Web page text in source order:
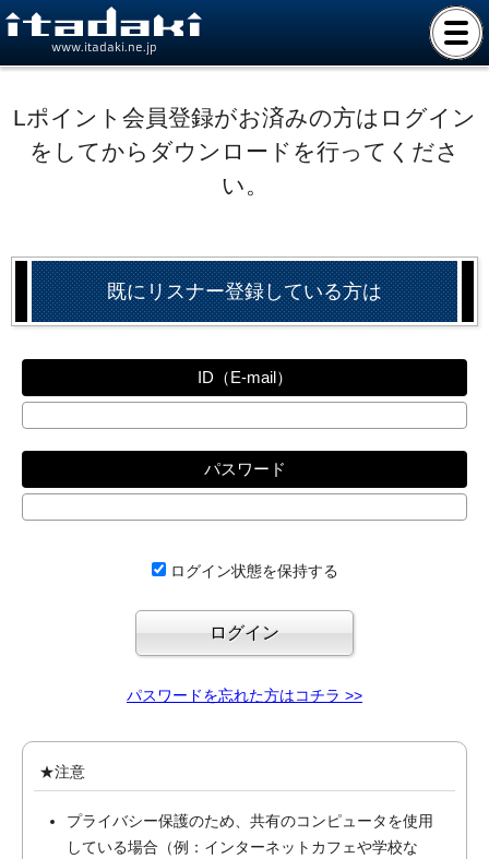
www.itadaki.ne.jp
Lポイント会員登録がお済みの方はログイン
をしてからダウンロードを行ってくださ
い。
既にリスナー登録している方は
ID（E-mail）
パスワード
ログイン状態を保持する
パスワードを忘れた方はコチラ >>
★注意
プライバシー保護のため、共有のコンピュータを使用
している場合（例：インターネットカフェや学校な